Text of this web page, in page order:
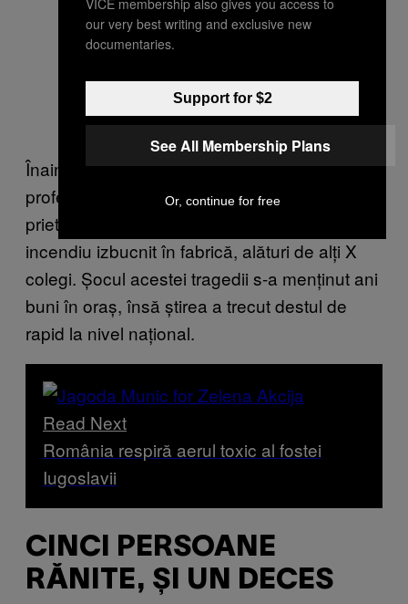
Înainte de asta, în anul 2009, soțul unei
profesoare din școala generală și bună
prietenă a mamei mele a murit într-un alt
incendiu izbucnit în fabrică, alături de alți X
colegi. Șocul acestei tragedii s-a menținut ani
buni în oraș, însă știrea a trecut destul de
rapid la nivel național.
Read Next
România respiră aerul toxic al fostei
Iugoslavii
CINCI PERSOANE
RĂNITE, ȘI UN DECES
our very best writing and exclusive new
documentaries.
Support for $2
See All Membership Plans
Or, continue for free